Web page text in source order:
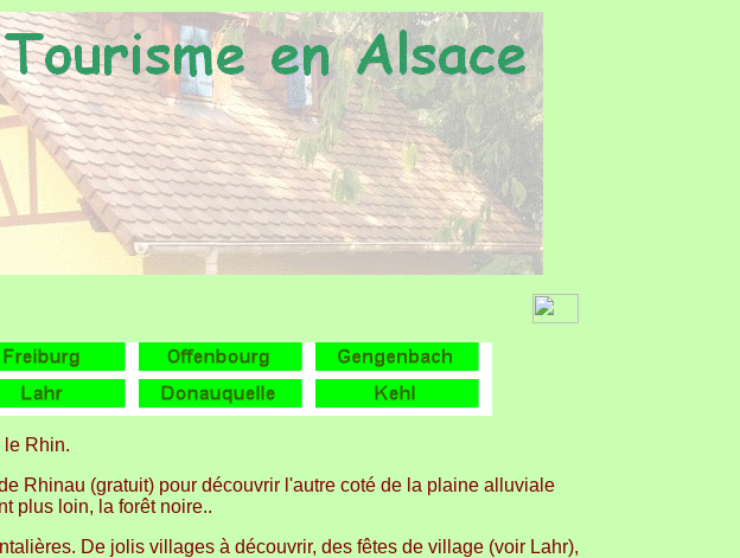
le Rhin.
Rhinau (gratuit) pour découvrir l'autre coté de la plaine alluviale
plus loin, la forêt noire..
De jolis villages à découvrir, des fêtes de village (voir Lahr),